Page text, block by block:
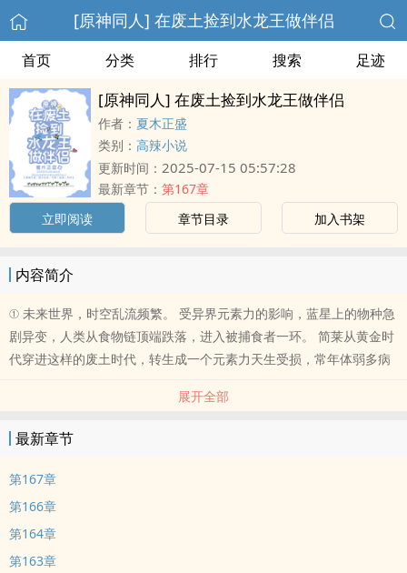
[原神同人] 在废土捡到水龙王做伴侣
首页 分类 排行 搜索 足迹
[原神同人] 在废土捡到水龙王做伴侣
作者： 夏木正盛
类别： 高辣小说
更新时间： 2025-07-15 05:57:28
最新章节： 第167章
立即阅读
章节目录 加入书架
内容简介
① 未来世界，时空乱流频繁。 受异界元素力的影响，蓝星上的物种急
剧异变，人类从食物链顶端跌落，进入被捕食者一环。 简莱从黄金时
代穿进这样的废土时代，转生成一个元素力天生受损，常年体弱多病
展开全部
最新章节
第167章
第166章
第164章
第163章